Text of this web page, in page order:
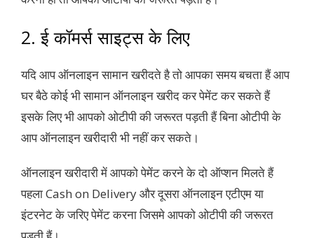
2. ई कॉमर्स साइट्स के लिए
यदि आप ऑनलाइन सामान खरीदते है तो आपका समय बचता हैं आप
घर बैठे कोई भी सामान ऑनलाइन खरीद कर पेमेंट कर सकते हैं
इसके लिए भी आपको ओटीपी की जरूरत पड़ती हैं बिना ओटीपी के
आप ऑनलाइन खरीदारी भी नहीं कर सकते।
ऑनलाइन खरीदारी में आपको पेमेंट करने के दो ऑप्शन मिलते हैं
पहला Cash on Delivery और दूसरा ऑनलाइन एटीएम या
इंटरनेट के जरिए पेमेंट करना जिसमे आपको ओटीपी की जरूरत